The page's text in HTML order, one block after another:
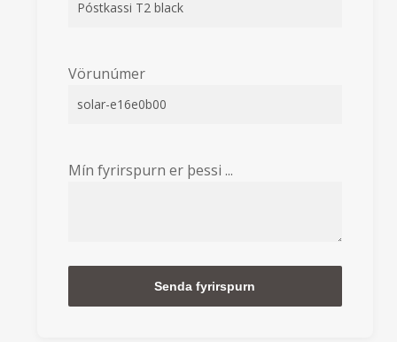
Vörunúmer
Mín fyrirspurn er þessi ...